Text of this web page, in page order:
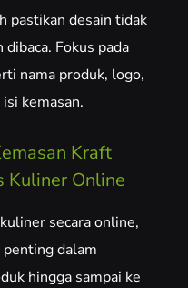
pastikan desain tidak
Fokus pada
nama produk, logo,
kemasan.
Kraft
Kuliner Online
secara online,
dalam
hingga sampai ke